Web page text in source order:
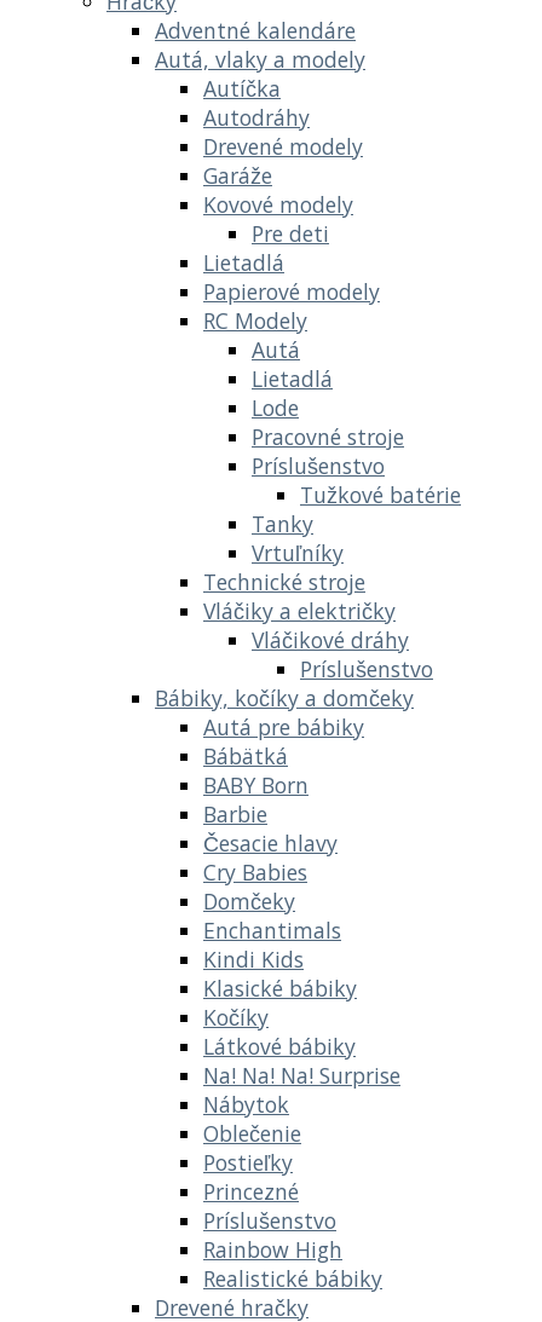
Adventné kalendáre
Autá, vlaky a modely
Autíčka
Autodráhy
Drevené modely
Garáže
Kovové modely
Pre deti
Lietadlá
Papierové modely
RC Modely
Autá
Lietadlá
Lode
Pracovné stroje
Príslušenstvo
Tužkové batérie
Tanky
Vrtuľníky
Technické stroje
Vláčiky a električky
Vláčikové dráhy
Príslušenstvo
Bábiky, kočíky a domčeky
Autá pre bábiky
Bábätká
BABY Born
Barbie
Česacie hlavy
Cry Babies
Domčeky
Enchantimals
Kindi Kids
Klasické bábiky
Kočíky
Látkové bábiky
Na! Na! Na! Surprise
Nábytok
Oblečenie
Postieľky
Princezné
Príslušenstvo
Rainbow High
Realistické bábiky
Drevené hračky